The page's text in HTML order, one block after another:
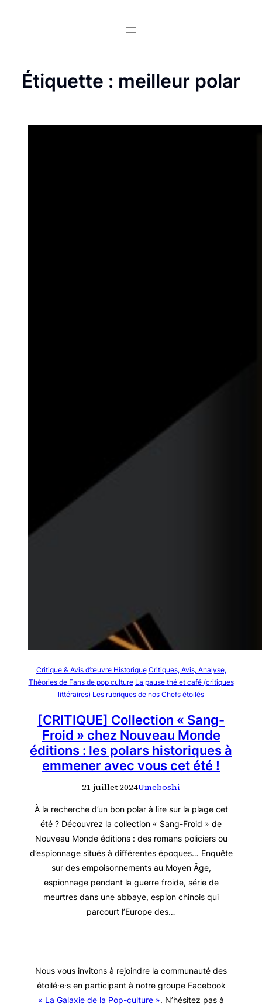
Étiquette : meilleur polar
Critique & Avis d’œuvre Historique Critiques, Avis, Analyse,
Théories de Fans de pop culture La pause thé et café (critiques
littéraires) Les rubriques de nos Chefs étoilés
[CRITIQUE] Collection « Sang-
Froid » chez Nouveau Monde
éditions : les polars historiques à
emmener avec vous cet été !
21 juillet 2024Umeboshi
À la recherche d’un bon polar à lire sur la plage cet
été ? Découvrez la collection « Sang-Froid » de
Nouveau Monde éditions : des romans policiers ou
d’espionnage situés à différentes époques… Enquête
sur des empoisonnements au Moyen Âge,
espionnage pendant la guerre froide, série de
meurtres dans une abbaye, espion chinois qui
parcourt l’Europe des…
Nous vous invitons à rejoindre la communauté des
étoilé·e·s en participant à notre groupe Facebook
« La Galaxie de la Pop-culture ». N’hésitez pas à